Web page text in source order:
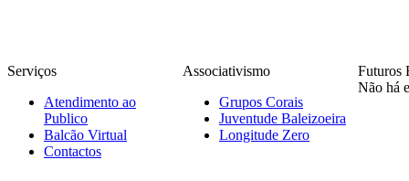
Serviços
Atendimento ao
Publico
Balcão Virtual
Contactos
Associativismo
Grupos Corais
Juventude Baleizoeira
Longitude Zero
Futuros
Não há